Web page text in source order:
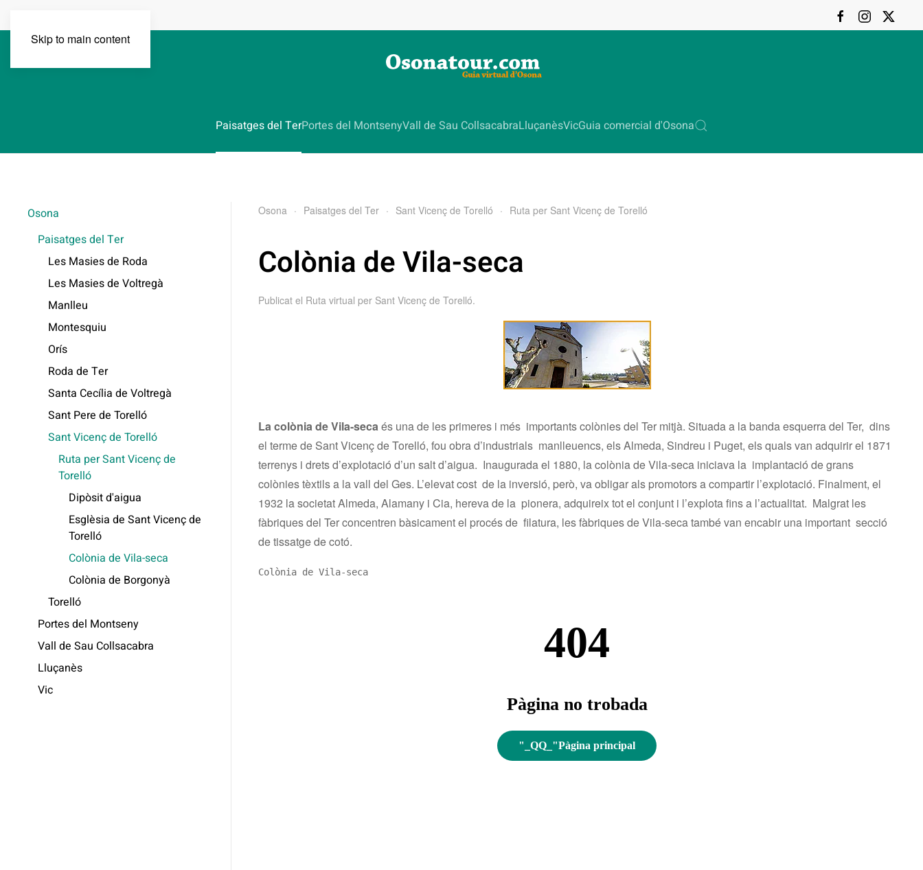
Skip to main content
Paisatges del TerPortes del MontsenyVall de Sau CollsacabraLluçanèsVicGuia comercial d'Osona
Osona Paisatges del Ter Sant Vicenç de Torelló Ruta per Sant Vicenç de Torelló
Colònia de Vila-seca
Publicat el Ruta virtual per Sant Vicenç de Torelló.
La colònia de Vila-secaés una de les primeres i més importants colònies del Ter mitjà. Situada a la banda esquerra del Ter, dins
el terme de Sant Vicenç de Torelló, fou obra d’industrials manlleuencs, els Almeda, Sindreu i Puget, els quals van adquirir el 1871
terrenys i drets d’explotació d’un salt d’aigua. Inaugurada el 1880, la colònia de Vila-seca iniciava la implantació de grans
colònies tèxtils a la vall del Ges. L’elevat cost de la inversió, però, va obligar als promotors a compartir l’explotació. Finalment, el
1932 la societat Almeda, Alamany i Cia, hereva de la pionera, adquireix tot el conjunt i l’explota fins a l’actualitat. Malgrat les
fàbriques del Ter concentren bàsicament el procés de filatura, les fàbriques de Vila-seca també van encabir una important secció
de tissatge de cotó.
Colònia de Vila-seca
Osona
Paisatges del Ter
Les Masies de Roda
Les Masies de Voltregà
Manlleu
Montesquiu
Orís
Roda de Ter
Santa Cecília de Voltregà
Sant Pere de Torelló
Sant Vicenç de Torelló
Ruta per Sant Vicenç de
Torelló
Dipòsit d'aigua
Esglèsia de Sant Vicenç de
Torelló
Colònia de Vila-seca
Colònia de Borgonyà
Torelló
Portes del Montseny
Vall de Sau Collsacabra
Lluçanès
Vic